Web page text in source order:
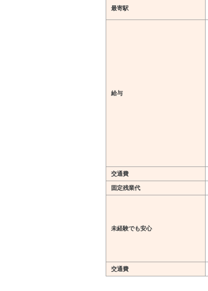
最寄駅
給与
交通費
固定残業代
未経験でも安心
交通費